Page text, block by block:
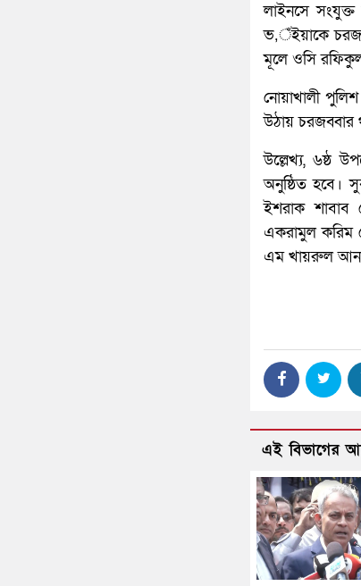
লাইনসে সংযুক্ত
ভ‚ঁইয়াকে
মূলে ওসি
নোয়াখালী
উঠায় চরজব্বার
উল্লেখ্য, ৬ষ্ঠ
অনুষ্ঠিত হবে।
ইশরাক শাবাব
একরামুল করিম
এম খায়রুল আনম
এই বিভাগের